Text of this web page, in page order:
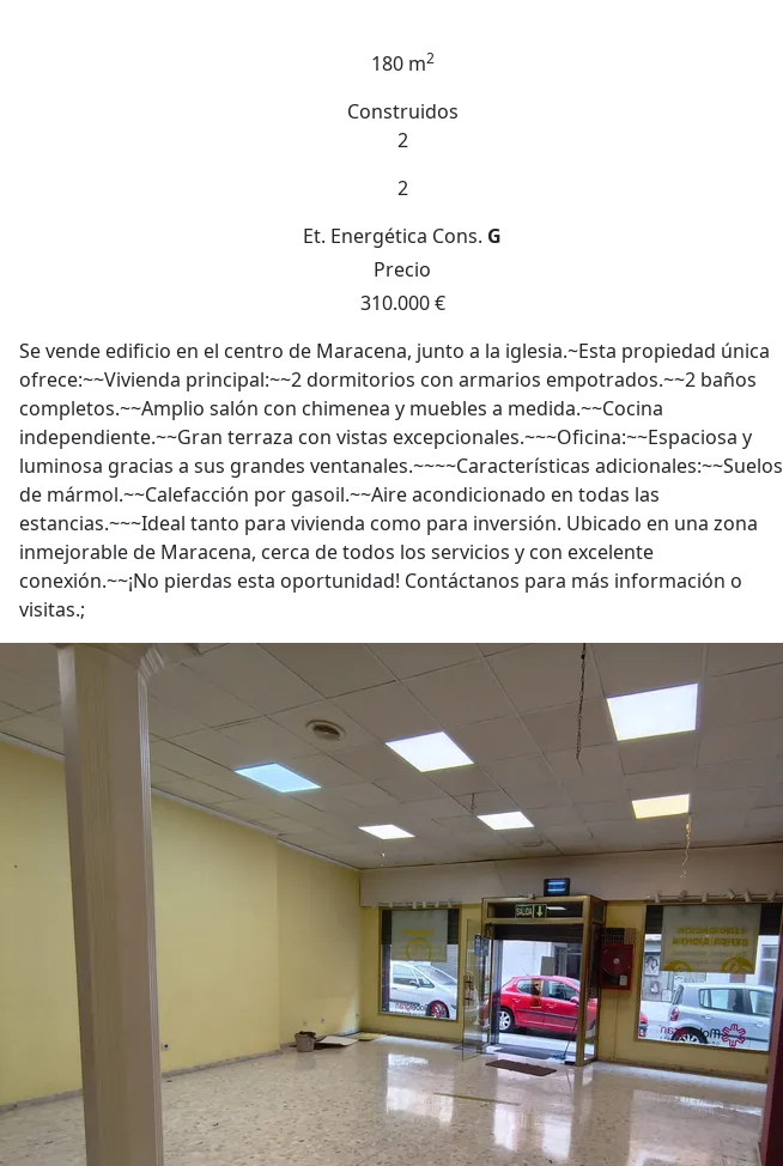
180 m2
Construidos
2
2
Et. Energética Cons. G
Precio
310.000 €
Se vende edificio en el centro de Maracena, junto a la iglesia.~Esta propiedad única
ofrece:~~Vivienda principal:~~2 dormitorios con armarios empotrados.~~2 baños
completos.~~Amplio salón con chimenea y muebles a medida.~~Cocina
independiente.~~Gran terraza con vistas excepcionales.~~~Oficina:~~Espaciosa y
luminosa gracias a sus grandes ventanales.~~~~Características adicionales:~~Suelos
de mármol.~~Calefacción por gasoil.~~Aire acondicionado en todas las
estancias.~~~Ideal tanto para vivienda como para inversión. Ubicado en una zona
inmejorable de Maracena, cerca de todos los servicios y con excelente
conexión.~~¡No pierdas esta oportunidad! Contáctanos para más información o
visitas.;